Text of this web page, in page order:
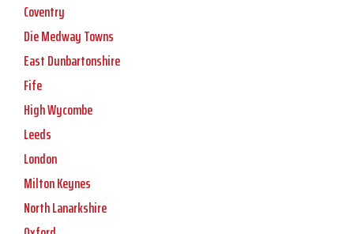
Coventry
Die Medway Towns
East Dunbartonshire
Fife
High Wycombe
Leeds
London
Milton Keynes
North Lanarkshire